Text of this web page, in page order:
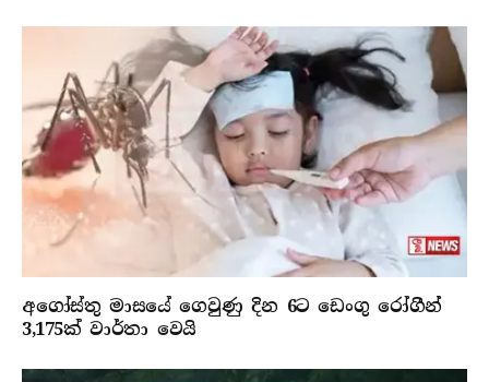
අගෝස්තු මාසයේ ගෙවුණු දින 6ට ඩෙංගු රෝගීන්
3,175ක් වාර්තා වෙයි